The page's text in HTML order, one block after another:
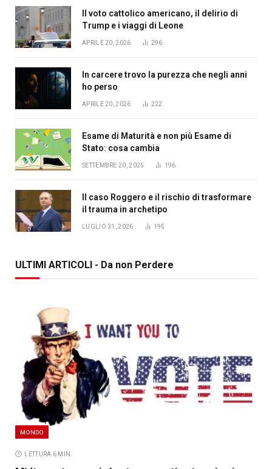
Il voto cattolico americano, il delirio di
Trump e i viaggi di Leone
APRILE 20, 2026 296
In carcere trovo la purezza che negli anni
ho perso
APRILE 20, 2026 222
Esame di Maturità e non più Esame di
Stato: cosa cambia
SETTEMBRE 20, 2025 196
Il caso Roggero e il rischio di trasformare
il trauma in archetipo
LUGLIO 31, 2026 195
ULTIMI ARTICOLI - Da non Perdere
MONDO
LETTURA 6 MIN.